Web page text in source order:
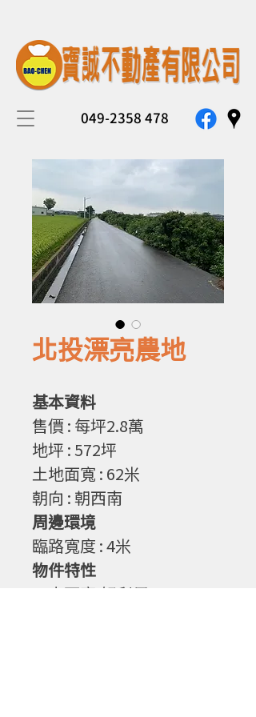
049-2358 478
北投漂亮農地
基本資料
售價 : 每坪2.8萬
地坪 : 572坪
土地面寬 : 62米
朝向 : 朝西南
周邊環境
臨路寬度 : 4米
物件特性
1. 大面寬,好利用